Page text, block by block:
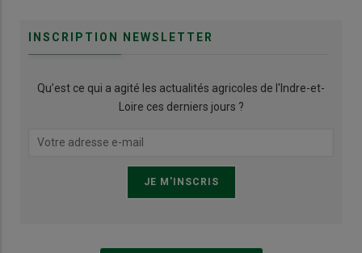
INSCRIPTION NEWSLETTER
Qu’est ce qui a agité les actualités agricoles de l'Indre-et-
Loire ces derniers jours ?